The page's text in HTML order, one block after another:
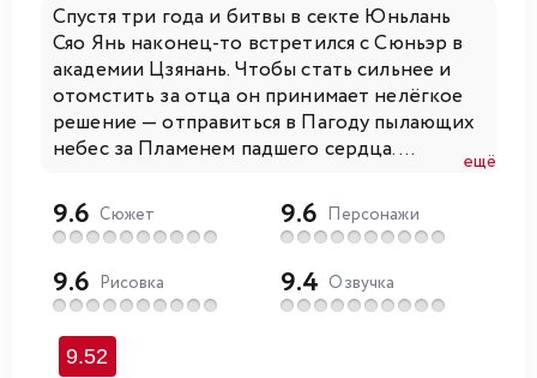
Спустя три года и битвы в секте Юньлань
Сяо Янь наконец-то встретился с Сюньэр в
академии Цзянань. Чтобы стать сильнее и
отомстить за отца он принимает нелёгкое
решение — отправиться в Пагоду пылающих
небес за Пламенем падшего сердца....
ещё
9.6 Сюжет 9.6 Персонажи
9.6 Рисовка 9.4 Озвучка
9.52